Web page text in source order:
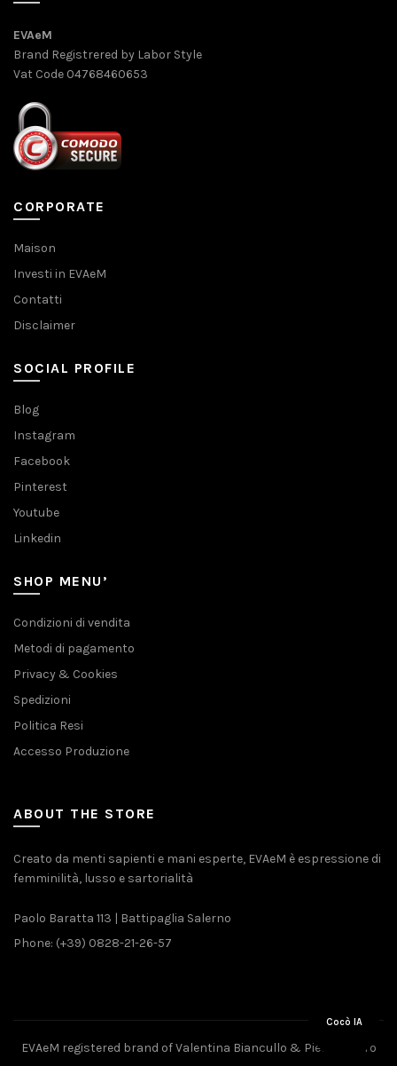
EVAeM
Brand Registrered by Labor Style
Vat Code 04768460653
CORPORATE
Maison
Investi in EVAeM
Contatti
Disclaimer
SOCIAL PROFILE
Blog
Instagram
Facebook
Pinterest
Youtube
Linkedin
SHOP MENU’
Condizioni di vendita
Metodi di pagamento
Privacy & Cookies
Spedizioni
Politica Resi
Accesso Produzione
ABOUT THE STORE
Creato da menti sapienti e mani esperte, EVAeM è espressione di
femminilità, lusso e sartorialità
Paolo Baratta 113 | Battipaglia Salerno
Phone: (+39) 0828-21-26-57
EVAeM registered brand of Valentina Biancullo & Pietro Piliero
Cocò IA